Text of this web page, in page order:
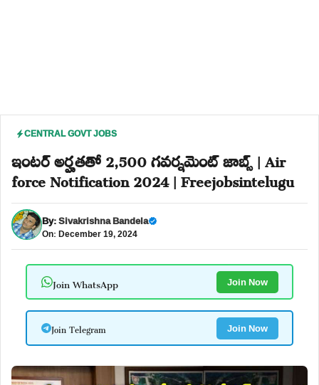
CENTRAL GOVT JOBS
ఇంటర్ అర్హతతో 2,500 గవర్నమెంట్ జాబ్స్ | Air
force Notification 2024 | Freejobsintelugu
By:Sivakrishna Bandela
On: December 19, 2024
Join WhatsApp Join Now
Join Telegram Join Now